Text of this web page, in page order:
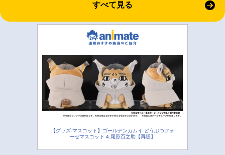
すべて見る
【グッズ-マスコット】ゴールデンカムイ どうぶつフォ
ーゼマスコット 4.尾形百之助【再販】